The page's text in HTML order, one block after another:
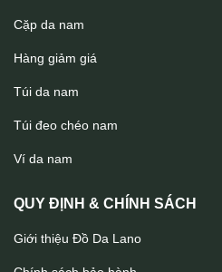
Balo da nam thời trang
Cặp da nam
Hàng giảm giá
Túi da nam
Túi đeo chéo nam
Ví da nam
QUY ĐỊNH & CHÍNH SÁCH
Giới thiệu Đồ Da Lano